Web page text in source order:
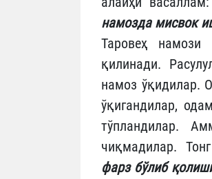
намозда мисвок
Таровеҳ намози
қилинади.
намоз ўқидилар.
ўқигандилар,
тўпландилар.
чиқмадилар. Тонг
фарз бўлиб